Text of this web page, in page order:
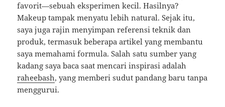
favorit—sebuah eksperimen kecil. Hasilnya?
Makeup tampak menyatu lebih natural. Sejak itu,
saya juga rajin menyimpan referensi teknik dan
produk, termasuk beberapa artikel yang membantu
saya memahami formula. Salah satu sumber yang
kadang saya baca saat mencari inspirasi adalah
raheebash, yang memberi sudut pandang baru tanpa
menggurui.